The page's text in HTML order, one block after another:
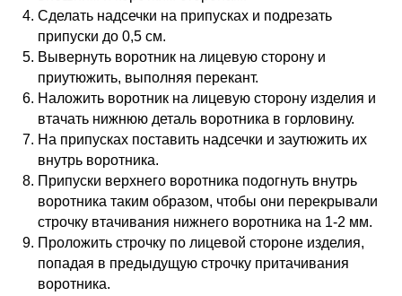
Сделать надсечки на припусках и подрезать
припуски до 0,5 см.
Вывернуть воротник на лицевую сторону и
приутюжить, выполняя перекант.
Наложить воротник на лицевую сторону изделия и
втачать нижнюю деталь воротника в горловину.
На припусках поставить надсечки и заутюжить их
внутрь воротника.
Припуски верхнего воротника подогнуть внутрь
воротника таким образом, чтобы они перекрывали
строчку втачивания нижнего воротника на 1-2 мм.
Проложить строчку по лицевой стороне изделия,
попадая в предыдущую строчку притачивания
воротника.